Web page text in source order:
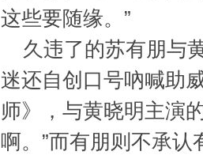
这些要随缘。”
久违了的苏有朋与
迷还自创口号吶喊助
师》，与黄晓明主演
啊。”而有朋则不承认